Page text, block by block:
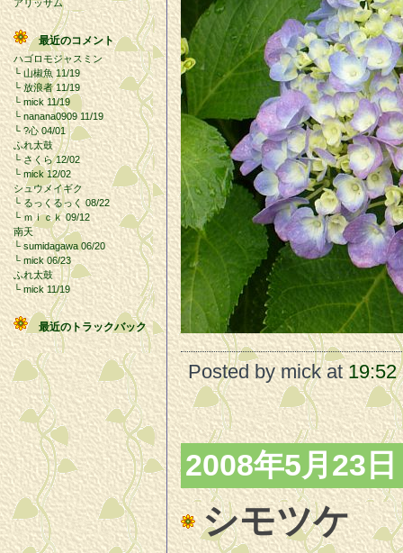
アリッサム
最近のコメント
ハゴロモジャスミン
└ 山椒魚11/19
└放浪者11/19
└mick 11/19
└ nanana090911/19
└ ?心 04/01
ふれ太鼓
└さくら12/02
└ mick12/02
シュウメイギク
└ るっくるっく 08/22
└ｍｉｃｋ09/12
南天
└sumidagawa 06/20
└ mick06/23
ふれ太鼓
└mick11/19
最近のトラックバック
Posted by mick at19:52
2008年5月23日
シモツケ